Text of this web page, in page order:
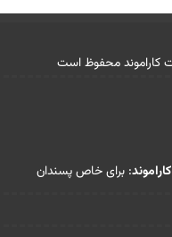
کاراموند: برای خاص پسندان